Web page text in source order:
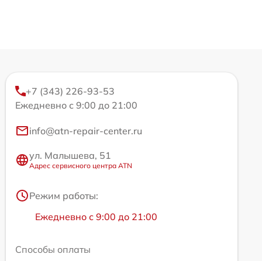
+7 (343) 226-93-53
Ежедневно с 9:00 до 21:00
info@atn-repair-center.ru
ул. Малышева, 51
Адрес сервисного центра ATN
Режим работы:
Ежедневно с 9:00 до 21:00
Способы оплаты